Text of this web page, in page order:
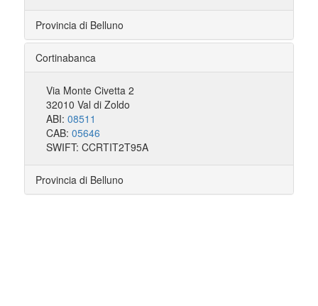
Provincia di Belluno
Cortinabanca
Via Monte Civetta 2
32010 Val di Zoldo
ABI: 08511
CAB: 05646
SWIFT: CCRTIT2T95A
Provincia di Belluno